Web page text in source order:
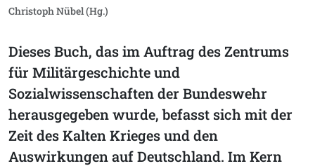
Christoph Nübel (Hg.)
Dieses Buch, das im Auftrag des Zentrums
für Militärgeschichte und
Sozialwissenschaften der Bundeswehr
herausgegeben wurde, befasst sich mit der
Zeit des Kalten Krieges und den
Auswirkungen auf Deutschland. Im Kern